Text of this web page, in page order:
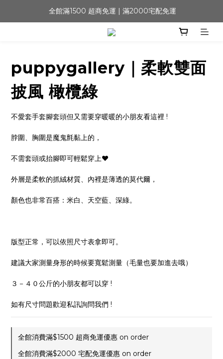
全館滿1500 超商免運 | 滿2000宅配免運
puppygallery｜柔軟雙面
披風 橄欖綠
不愛套手套腳套頭但又需要穿暖暖的小朋友看這裡 !
脖圍、胸圍是魔鬼氈黏上的，
不需套頭或抬腳即可輕鬆穿上❤️
外層是柔軟的抓絨材質、內裡是薄透的莫代爾，
顏色也非常百搭：米白、天空藍、深綠。
版型正常，可以依照尺寸表拿即可。
建議大家測量身形的時候要寬鬆測量（毛量也要加進去哦）
３－４０公斤的小朋友都可以穿 !
如有尺寸問題歡迎私訊詢問我們 !
全館消費滿$1500 超商免運優惠 on order
全館消費滿$2000 宅配免運優惠 on order